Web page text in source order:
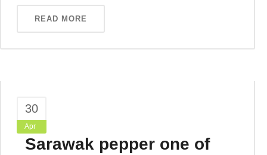
READ MORE
30
Apr
Sarawak pepper one of